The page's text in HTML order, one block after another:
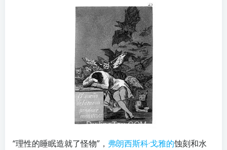
“理性的睡眠造就了怪物”， 弗朗西斯科·戈雅的蚀刻和水